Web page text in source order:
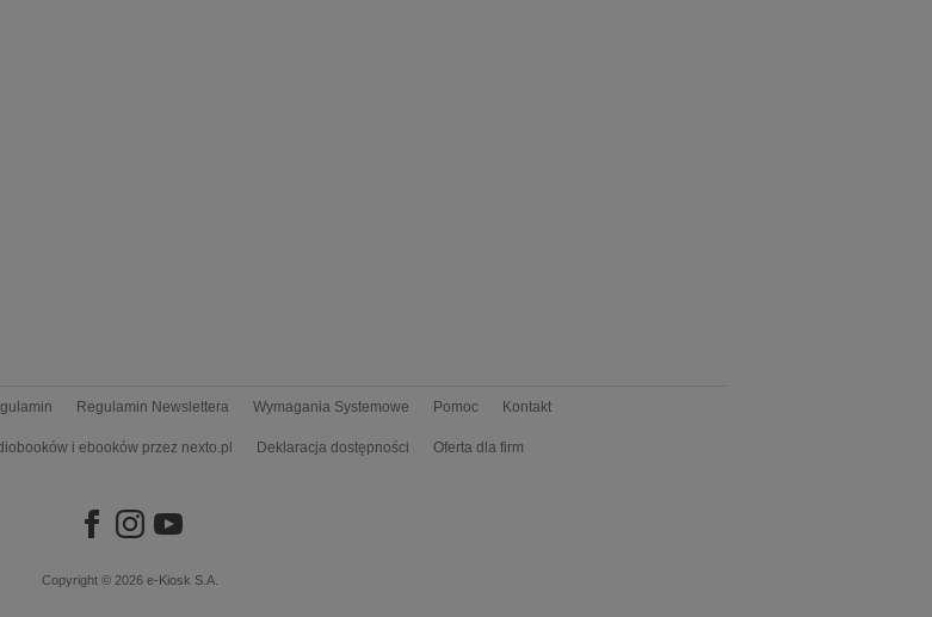
Regulamin Newslettera Wymagania Systemowe Pomoc Kontakt
i ebooków przez nexto.pl Deklaracja dostępności Oferta dla firm
Copyright © 2026 e-Kiosk S.A.